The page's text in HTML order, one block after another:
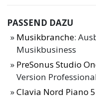
PASSEND DAZU
Musikbranche:
Musikbusiness
PreSonus Studio
Version
Clavia Nord Piano